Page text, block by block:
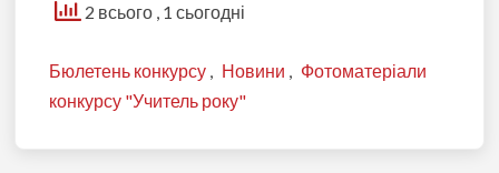
2 всього , 1 сьогодні
Бюлетень конкурсу Новини
Фотоматеріали
конкурсу "Учитель року"